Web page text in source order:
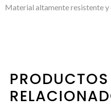
Material altamente resistente y
PRODUCTOS